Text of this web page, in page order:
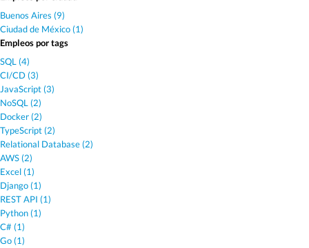
Buenos Aires (9)
Ciudad de México (1)
Empleos por tags
SQL (4)
CI/CD (3)
JavaScript (3)
NoSQL (2)
Docker (2)
TypeScript (2)
Relational Database (2)
AWS (2)
Excel (1)
Django (1)
REST API (1)
Python (1)
C# (1)
Go (1)